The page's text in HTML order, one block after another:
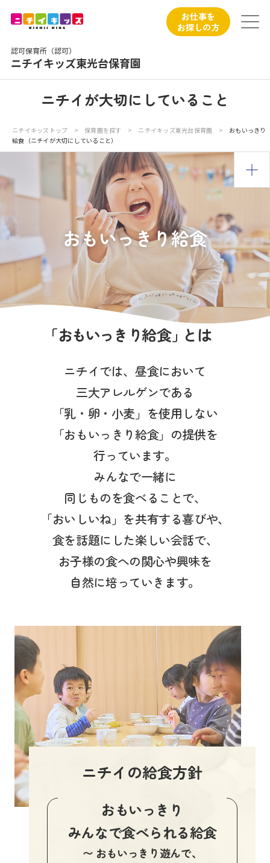
認可保育所（認可）
ニチイキッズ東光台保育園
お仕事を
お探しの方
ニチイが大切にしていること
お食事
子育てひろばのご紹介
写真販売サービス
お仕事をお探しの方
よくあるご質問
保育園に関するお問い合わせ
プライバシーポリシー サイトのご利用について
ニチイ学館オフィシャルサイト
ニチイが大切にしていること
ニチイキッズトップ > 保育園を探す > ニチイキッズ東光台保育園 >
おもいっきり
給食（ニチイが大切にしていること）
おもいっきり給食
「おもいっきり給食」とは
ニチイでは、昼食において
三大アレルゲンである
「乳・卵・小麦」を使用しない
「おもいっきり給食」の提供を
行っています。
みんなで一緒に
同じものを食べることで、
「おいしいね」を共有する喜びや、
食を話題にした楽しい会話で、
お子様の食への関心や興味を
自然に培っていきます。
ニチイの給食方針
おもいっきり
みんなで食べられる給食
〜 おもいっきり遊んで、